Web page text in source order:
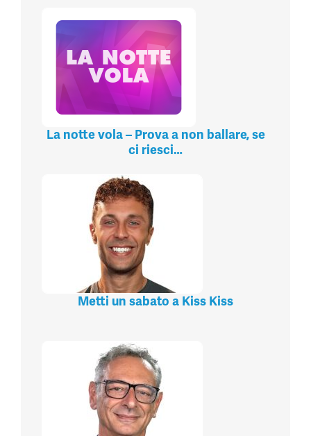
La notte vola – Prova a non ballare, se
ci riesci…
Metti un sabato a Kiss Kiss